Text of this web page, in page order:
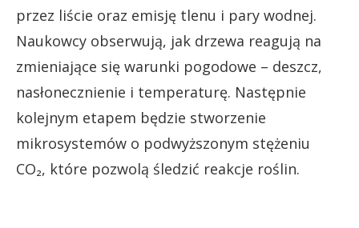
przez liście oraz emisję tlenu i pary wodnej.
Naukowcy obserwują, jak drzewa reagują na
zmieniające się warunki pogodowe – deszcz,
nasłonecznienie i temperaturę. Następnie
kolejnym etapem będzie stworzenie
mikrosystemów o podwyższonym stężeniu
CO₂, które pozwolą śledzić reakcje roślin.